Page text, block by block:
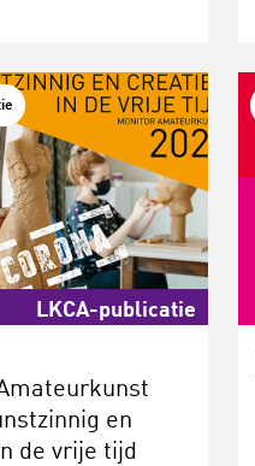
LKCA-publicatie
en
de vrije tijd